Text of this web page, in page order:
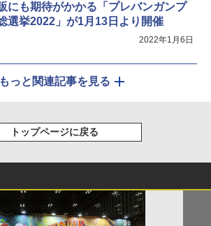
にも期待がかかる「プレバンガンプ
選挙2022」が1月13日より開催
2022年1月6日
もっと関連記事を見る
トップページに戻る